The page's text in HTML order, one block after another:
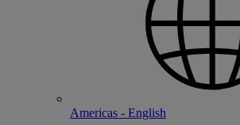
Americas - English